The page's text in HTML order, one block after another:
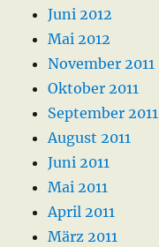
Juni 2012
Mai 2012
November 2011
Oktober 2011
September 2011
August 2011
Juni 2011
Mai 2011
April 2011
März 2011